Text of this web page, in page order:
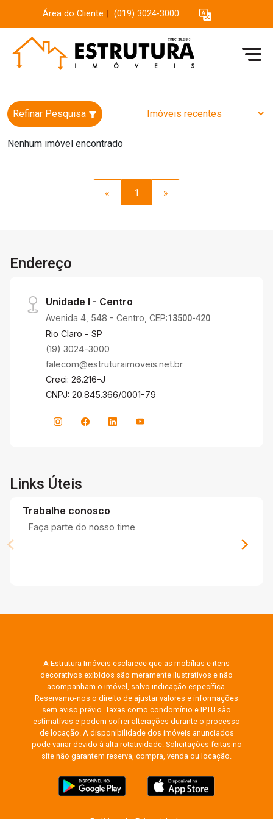
Área do Cliente (019) 3024-3000
Refinar Pesquisa
Nenhum imóvel encontrado
« 1 »
Endereço
Unidade I - Centro
Avenida 4, 548 - Centro, CEP:13500-420
Rio Claro - SP
(19) 3024-3000
falecom@estruturaimoveis.net.br
Creci: 26.216-J
CNPJ: 20.845.366/0001-79
Links Úteis
Trabalhe conosco
Faça parte do nosso time
A Estrutura Imóveis esclarece que as mobílias e itens
decorativos exibidos são meramente ilustrativos e não
acompanham o imóvel, salvo indicação específica.
Reservamo-nos o direito de ajustar valores e informações
sem aviso prévio. Taxas como condomínio e IPTU são
estimativas e podem sofrer alterações durante o processo
de locação. A disponibilidade dos imóveis anunciados
pode variar devido à alta rotatividade. Solicitações feitas no
site não garantem reserva, compra, venda ou locação.